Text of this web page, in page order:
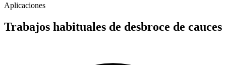
Aplicaciones
Trabajos habituales de desbroce de cauces